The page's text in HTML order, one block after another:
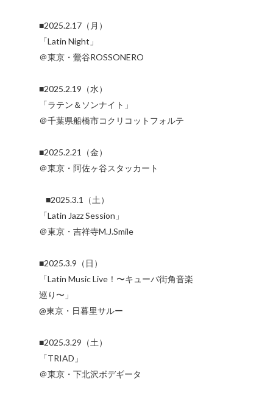
■2025.2.17（月）
「Latin Night」
＠東京・鶯谷ROSSONERO
■2025.2.19（水）
「ラテン＆ソンナイト」
＠千葉県船橋市コクリコットフォルテ
■2025.2.21（金）
＠東京・阿佐ヶ谷スタッカート
■2025.3.1（土）
「Latin Jazz Session」
＠東京・吉祥寺M.J.Smile
■2025.3.9（日）
「Latin Music Live！〜キューバ街角音楽
巡り〜」
@東京・日暮里サルー
■2025.3.29（土）
「TRIAD」
＠東京・下北沢ボデギータ